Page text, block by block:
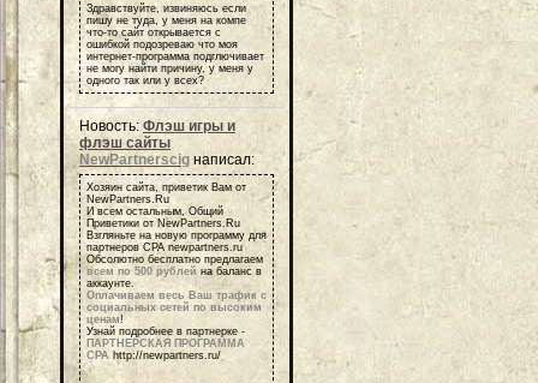
Здравствуйте, извиняюсь если
пишу не туда, у меня на компе
что-то сайт открывается с
ошибкой подозреваю что моя
интернет-программа подглючивает
не могу найти причину, у меня у
одного так или у всех?
Новость: Флэш игры и
флэш сайты
NewPartnerscig написал:
Хозяин сайта, приветик Вам от
NewPartners.Ru
И всем остальным, Общий
Приветики от NewPartners.Ru
Взгляньте на новую программу для
партнеров СРА newpartners.ru
Обсолютно бесплатно предлагаем
всем по 500 рублей на баланс в
аккаунте.
Оплачиваем весь Ваш трафик с
социальных сетей по высоким
ценам!
Узнай подробнее в партнерке -
ПАРТНЕРСКАЯ ПРОГРАММА
СРА http://newpartners.ru/